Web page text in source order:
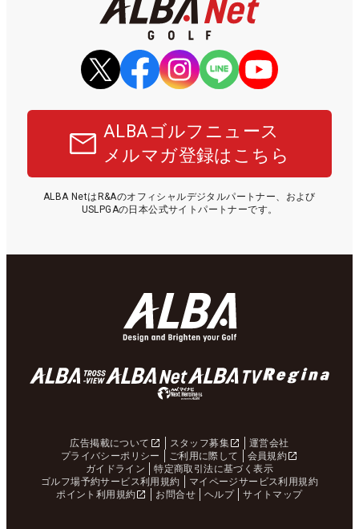
ALBAゴルフニュース
メルマガ登録はこちら
ALBA NetはR&Aのオフィシャルデジタルパートナー、および
USLPGAの日本公式サイトパートナーです。
広告掲載について スタッフ募集
運営会社
プライバシーポリシー
ご利用に際して
会員規約
ガイドライン
特定商取引法に基づく表示
ゴルフ場予約サービス利用規約
マイページサービス利用規約
ポイント利用規約
お問合せ ヘルプ サイトマップ